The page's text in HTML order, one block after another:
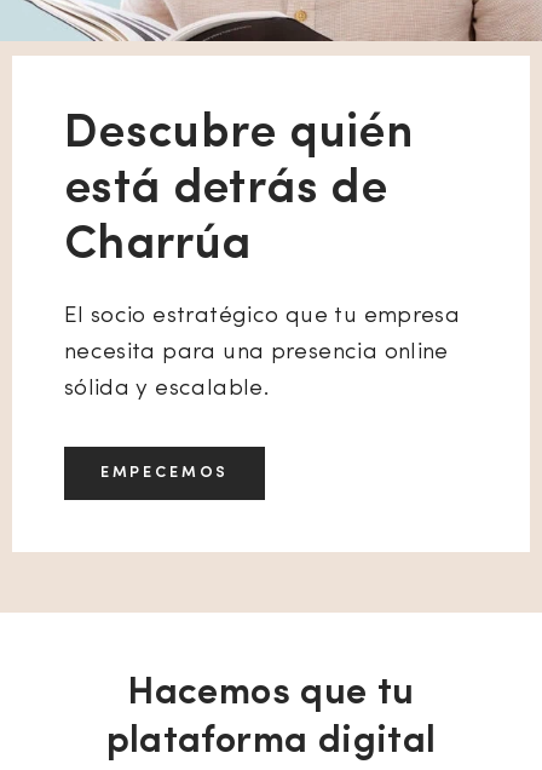
Descubre quién
está detrás de
Charrúa
El socio estratégico que tu empresa
necesita para una presencia online
sólida y escalable.
EMPECEMOS
Hacemos que tu
plataforma digital